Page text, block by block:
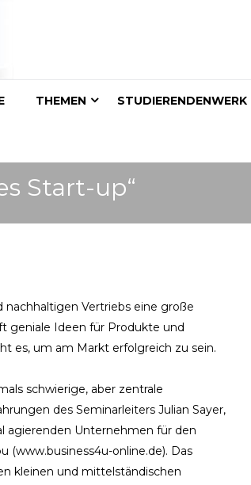
THEMEN STUDIERENDENWERK
Start-up“
Vertriebs eine große
geniale Ideen für Produkte und
es, um am Markt erfolgreich zu sein.
schwierige, aber zentrale
des Seminarleiters Julian Sayer,
agierenden Unternehmen für den
(www.business4u-online.de). Das
kleinen und mittelständischen